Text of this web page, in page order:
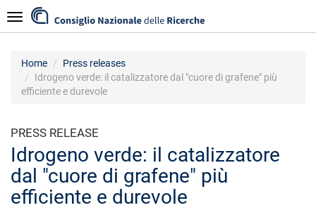
to
main
Navigazione
Home
Press releases
Idrogeno verde: il catalizzatore dal "cuore di grafene" più
efficiente e durevole
PRESS RELEASE
Idrogeno verde: il catalizzatore
dal "cuore di grafene" più
efficiente e durevole